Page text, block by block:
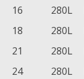
16
280L
18
280L
21
280L
24
280L